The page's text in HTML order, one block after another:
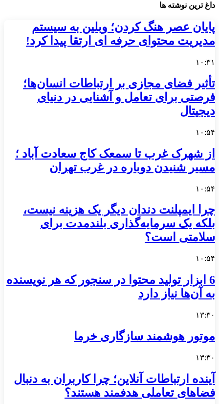
داغ ترین نوشته ها
پایان عصر هنگ کردن؛ وبلین به سیستم
مدیریت محتوای حرفه ای ارتقا پیدا کرد!
۱۰:۳۱
تأثیر فضای مجازی بر ارتباطات انسان‌ها؛
فرصتی برای تعامل و آشنایی در دنیای
دیجیتال
۱۰:۵۴
از شهرک غرب تا سمعک کاج سعادت آباد ؛
مسیر شنیدن دوباره در غرب تهران
۱۰:۵۴
چرا ایمپلنت دندان دیگر یک هزینه نیست،
بلکه یک سرمایه‌گذاری بلندمدت برای
سلامتی است؟
۱۰:۵۴
6 ابزار تولید محتوا در سنجور که هر نویسنده
به آن‌ها نیاز دارد
۱۳:۳۰
موتور هوشمند سازگاری خرما
۱۳:۳۰
آینده ارتباطات آنلاین؛ چرا کاربران به دنبال
فضاهای تعاملی هدفمند هستند؟